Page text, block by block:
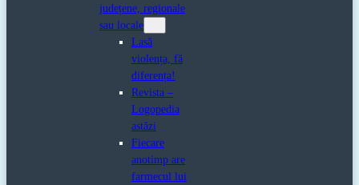
județene, regionale
sau locale
Lasă
violența, fă
diferența!
Revista –
Logopedia
astăzi
Fiecare
anotimp are
farmecul lui